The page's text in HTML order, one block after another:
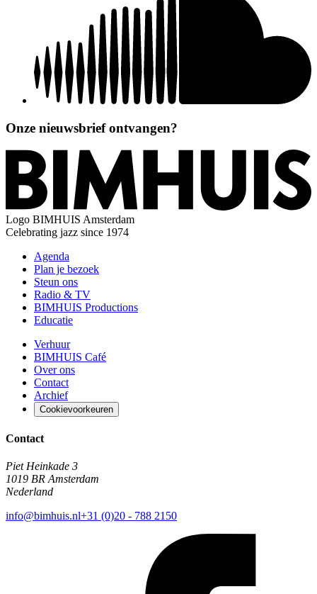
Onze nieuwsbrief ontvangen?
Logo BIMHUIS Amsterdam
Celebrating jazz since 1974
Agenda
Plan je bezoek
Steun ons
Radio & TV
BIMHUIS Productions
Educatie
Verhuur
BIMHUIS Café
Over ons
Contact
Archief
Cookievoorkeuren
Contact
Piet Heinkade 3
1019 BR Amsterdam
Nederland
info@bimhuis.nl+31 (0)20 - 788 2150